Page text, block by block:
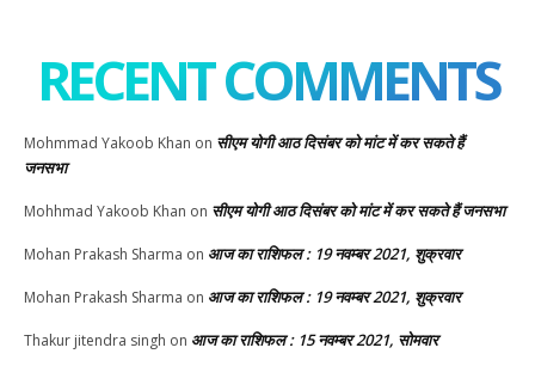
RECENT COMMENTS
Mohmmad Yakoob Khan on सीएम योगी आठ दिसंबर को मांट में कर सकते हैं
जनसभा
Mohhmad Yakoob Khan on सीएम योगी आठ दिसंबर को मांट में कर सकते हैं जनसभा
Mohan Prakash Sharma on आज का राशिफल : 19 नवम्बर 2021, शुक्रवार
Mohan Prakash Sharma on आज का राशिफल : 19 नवम्बर 2021, शुक्रवार
Thakur jitendra singh on आज का राशिफल : 15 नवम्बर 2021, सोमवार